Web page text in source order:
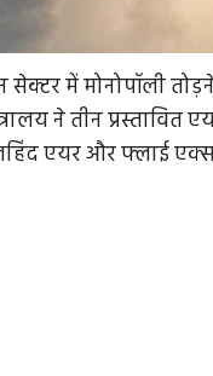
में मोनोपॉली
ने तीन
एयर और फ्लाई